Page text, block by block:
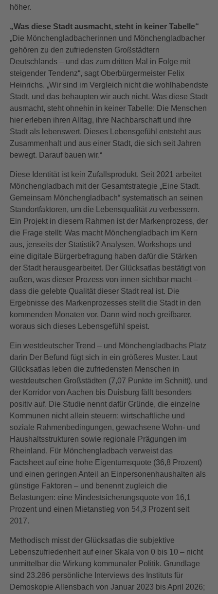
höher.
„Was diese Stadt ausmacht, steht in keiner Tabelle“
„Die Mönchengladbacherinnen und Mönchengladbacher
gehören zu den zufriedensten Großstädtern
Deutschlands – und das zum dritten Mal in Folge mit
steigender Tendenz“, sagt Oberbürgermeister Felix
Heinrichs. „Wir sind im Vergleich nicht die wohlhabendste
Stadt, und das behaupten wir auch nicht. Was diese Stadt
ausmacht, steht ohnehin in keiner Tabelle: Die Menschen
hier erleben ihren Alltag, ihre Nachbarschaft und ihre
Stadt als lebenswert. Dieses Lebensgefühl entsteht aus
Zusammenhalt und aus einer Stadt, die sich seit Jahren
bewegt. Darauf bauen wir.“
Diese Identität ist kein Zufallsprodukt. Seit 2021 arbeitet
Mönchengladbach mit der Gesamtstrategie „Eine Stadt.
Gemeinsam Mönchengladbach“ systematisch an seinen
Standortfaktoren, um die Lebensqualität zu verbessern.
Ein Projekt in diesem Rahmen ist der Markenprozess, der
die Frage stellt: Was macht Mönchengladbach im Kern
aus, jenseits der Statistik? Analysen, Workshops und
eine digitale Bürgerbefragung haben dafür die Stärken
der Stadt herausgearbeitet. Der Glücksatlas bestätigt von
außen, was dieser Prozess von innen sichtbar macht –
dass die gelebte Qualität dieser Stadt real ist. Die
Ergebnisse des Markenprozesses stellt die Stadt in den
kommenden Monaten vor. Dann wird noch greifbarer,
woraus sich dieses Lebensgefühl speist.
Ein westdeutscher Trend – und Mönchengladbachs Platz
darin Der Befund fügt sich in ein größeres Muster. Laut
Glücksatlas leben die zufriedensten Menschen in
westdeutschen Großstädten (7,07 Punkte im Schnitt), und
der Korridor von Aachen bis Duisburg fällt besonders
positiv auf. Die Studie nennt dafür Gründe, die einzelne
Kommunen nicht allein steuern: wirtschaftliche und
soziale Rahmenbedingungen, gewachsene Wohn- und
Haushaltsstrukturen sowie regionale Prägungen im
Rheinland. Für Mönchengladbach verweist das
Factsheet auf eine hohe Eigentumsquote (36,8 Prozent)
und einen geringen Anteil an Einpersonenhaushalten als
günstige Faktoren – und benennt zugleich die
Belastungen: eine Mindestsicherungsquote von 16,1
Prozent und einen Mietanstieg von 54,3 Prozent seit
2017.
Methodisch misst der Glücksatlas die subjektive
Lebenszufriedenheit auf einer Skala von 0 bis 10 – nicht
unmittelbar die Wirkung kommunaler Politik. Grundlage
sind 23.286 persönliche Interviews des Instituts für
Demoskopie Allensbach von Januar 2023 bis April 2026;